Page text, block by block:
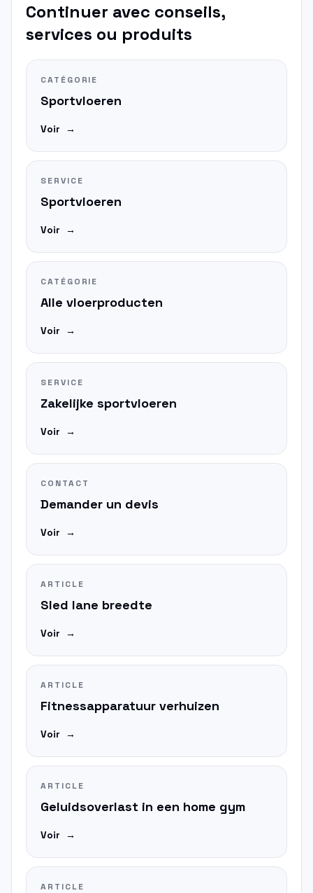
Continuer avec conseils,
services ou produits
CATÉGORIE
Sportvloeren
Voir →
SERVICE
Sportvloeren
Voir →
CATÉGORIE
Alle vloerproducten
Voir →
SERVICE
Zakelijke sportvloeren
Voir →
CONTACT
Demander un devis
Voir →
ARTICLE
Sled lane breedte
Voir →
ARTICLE
Fitnessapparatuur verhuizen
Voir →
ARTICLE
Geluidsoverlast in een home gym
Voir →
ARTICLE